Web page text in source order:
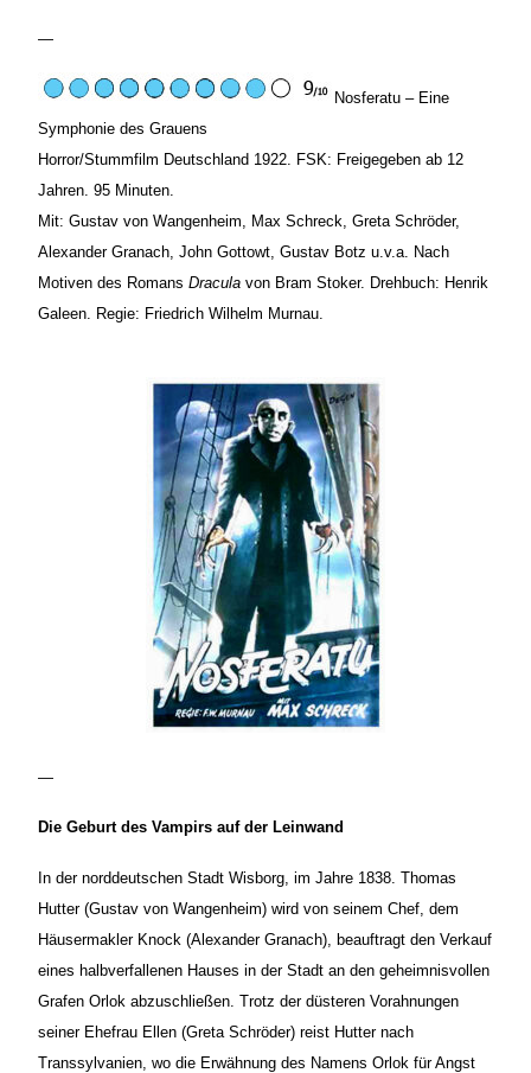
—
Nosferatu – Eine
Symphonie des Grauens
Horror/Stummfilm Deutschland 1922. FSK: Freigegeben ab 12
Jahren. 95 Minuten.
Mit: Gustav von Wangenheim, Max Schreck, Greta Schröder,
Alexander Granach, John Gottowt, Gustav Botz u.v.a. Nach
Motiven des Romans Dracula von Bram Stoker. Drehbuch: Henrik
Galeen. Regie: Friedrich Wilhelm Murnau.
—
Die Geburt des Vampirs auf der Leinwand
In der norddeutschen Stadt Wisborg, im Jahre 1838. Thomas
Hutter (Gustav von Wangenheim) wird von seinem Chef, dem
Häusermakler Knock (Alexander Granach), beauftragt den Verkauf
eines halbverfallenen Hauses in der Stadt an den geheimnisvollen
Grafen Orlok abzuschließen. Trotz der düsteren Vorahnungen
seiner Ehefrau Ellen (Greta Schröder) reist Hutter nach
Transsylvanien, wo die Erwähnung des Namens Orlok für Angst